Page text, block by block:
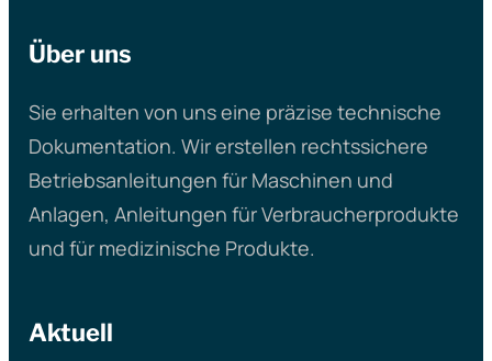
Über uns
Sie erhalten von uns eine präzise technische
Dokumentation. Wir erstellen rechtssichere
Betriebsanleitungen für Maschinen und
Anlagen, Anleitungen für Verbraucherprodukte
und für medizinische Produkte.
Aktuell